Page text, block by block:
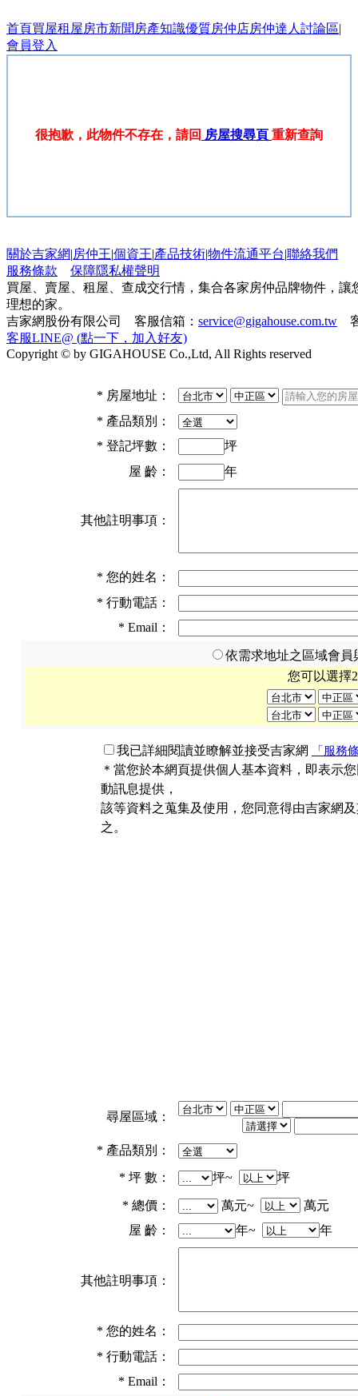
首頁買屋租屋房市新聞 房產知識優質房仲店房仲達人 討論區|
會員登入
很抱歉，此物件不存在，請回 房屋搜尋頁 重新查詢
關於吉家網|房仲王|個資王|產品技術|物件流通平台|聯絡我們
服務條款
保障隱私權聲明
買屋、賣屋、租屋、查成交行情，集合各家房仲品牌物件，
理想的家。
吉家網股份有限公司 客服信箱： service@gigahouse.com.tw
客服LINE@ (點一下，加入好友)
Copyright © by GIGAHOUSE Co.,Ltd, All Rights reserved